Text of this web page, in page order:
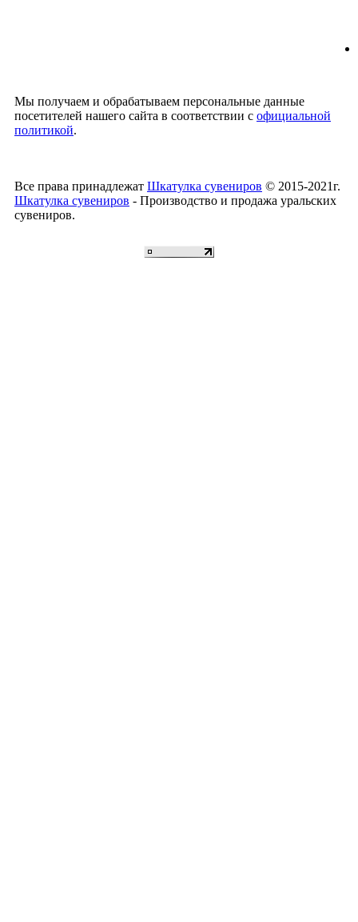
Мы получаем и обрабатываем персональные данные
посетителей нашего сайта в соответствии с официальной
политикой.
Все права принадлежат Шкатулка сувениров © 2015-2021г.
Шкатулка сувениров - Производство и продажа уральских
сувениров.